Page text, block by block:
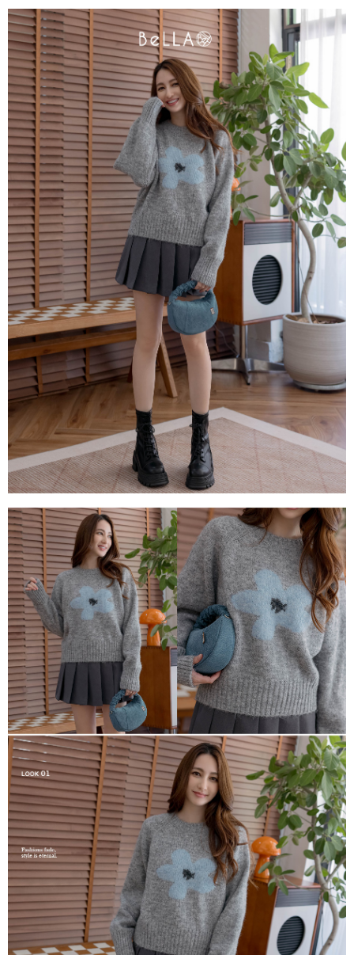
1.分期款項不併入電信帳單，「大哥付你分期」於每月結算日後寄送繳費提
醒簡訊。
2.透過簡訊連結打開帳單後，可選擇「超商條碼／台灣大直營門市／銀行轉
帳／街口支付／iPASS MONEY」等通路繳費。
【注意事項】
1.本服務係由「台灣大哥大股份有限公司」（以下簡稱本公司）所提供，讓
用戶於交易時，得透過本服務購買商品或服務，並由商店將買賣／分期付款
買賣價金債權讓與本公司後，依約使用本公司帳單繳交帳款。
2.基於同意付款使用「大哥付你分期」之契約關係目的，商店將以您的個人
資料（包含姓名、電話或地址）提供予台灣大哥大進項蒐集、處理及利用，
由本公司與您本人進行分期帳單所需資料之確認、核對及更正。
3.完整用戶服務條款，請詳閱以下連結：
https://oppay.tw/userRule
【「AFTEE先享後付」結帳流程】
１．於結帳方式選擇「AFTEE先享後付」後，將跳轉至「AFTEE先享後付」
結帳頁面，進行簡訊認證並確認金額後，即可完成結帳。
２．訂單成立數日內，您將收到繳費通知簡訊。
３．收到繳費通知簡訊後14天內，點擊此簡訊中的連結，可透過四大超商／
ATM／網路銀行／等多元方式進行付款，方視為交易完成。
※ 請注意：結帳手續完成當下不需立刻繳費，但若您需要取消訂單，請聯絡
購買商品的店家。未經商家同意取消之訂單仍視為有效，需透過AFTEE先享
後付繳納相關費用。
※ 交易是否成功請以「AFTEE先享後付 」之結帳頁面顯示為準，若有關於
是否繳費成功／繳費後需取消欲退款等相關疑問，請聯繫「AFTEE先享後付
客戶支援中心」https://netprotections.freshdesk.com/support/home
【注意事項】
１．透過由恩沛科技股份有限公司提供之「AFTEE先享後付」服務完成之交
易，需依本服務之必要範圍內提供個人資料，並將交易相關給付款項請求債
權轉讓予恩沛科技股份有限公司。
２．關於個人資料處理事宜，請瀏覽以下網址：
https://aftee.tw/terms/#terms3
３．未成年的使用者請事先徵得法定代理人或監護人之同意方可使用
「AFTEE先享後付」，若未經同意申辦者引起之損失，本公司不負相關責
任。
４．使用「AFTEE先享後付」時，將依據個別帳號之用戶狀況，依本公司即
時審查核予不同之上限額度；若仍有額度不足之情形，本公司將視審查結果
請求用戶進行身份認證。
５．嚴禁一人註冊多個帳號或使用他人資訊註冊。若發現惡意使用之情形，
恩沛科技股份有限公司將有權停止該用戶之使用額度並採取法律行動。
免運費
付款後萊爾富取貨
免運費
付款後7-11取貨
免運費
一般商品宅配
免運費
付款後門市自取
每筆NT$80，滿NT$1,500(含以上)免運費
國家/地區配送 查看運費